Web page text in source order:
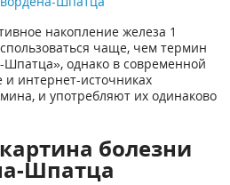
накопление железа 1
чаще, чем термин
Шпатца», однако в современной
интернет-источниках
и употребляют их одинаково
болезни
Шпатца